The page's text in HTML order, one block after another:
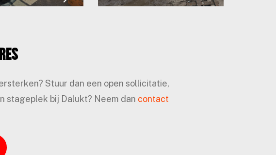
Stuur dan een open sollicitatie,
stageplek bij Dalukt? Neem dan contact